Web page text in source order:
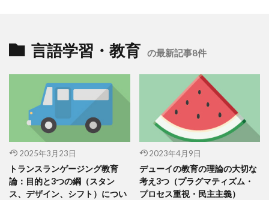
言語学習・教育 の最新記事8件
2025年3月23日
トランスランゲージング教育
論：目的と3つの綱（スタン
ス、デザイン、シフト）につい
2023年4月9日
デューイの教育の理論の大切な
考え3つ（プラグマティズム・
プロセス重視・民主主義）